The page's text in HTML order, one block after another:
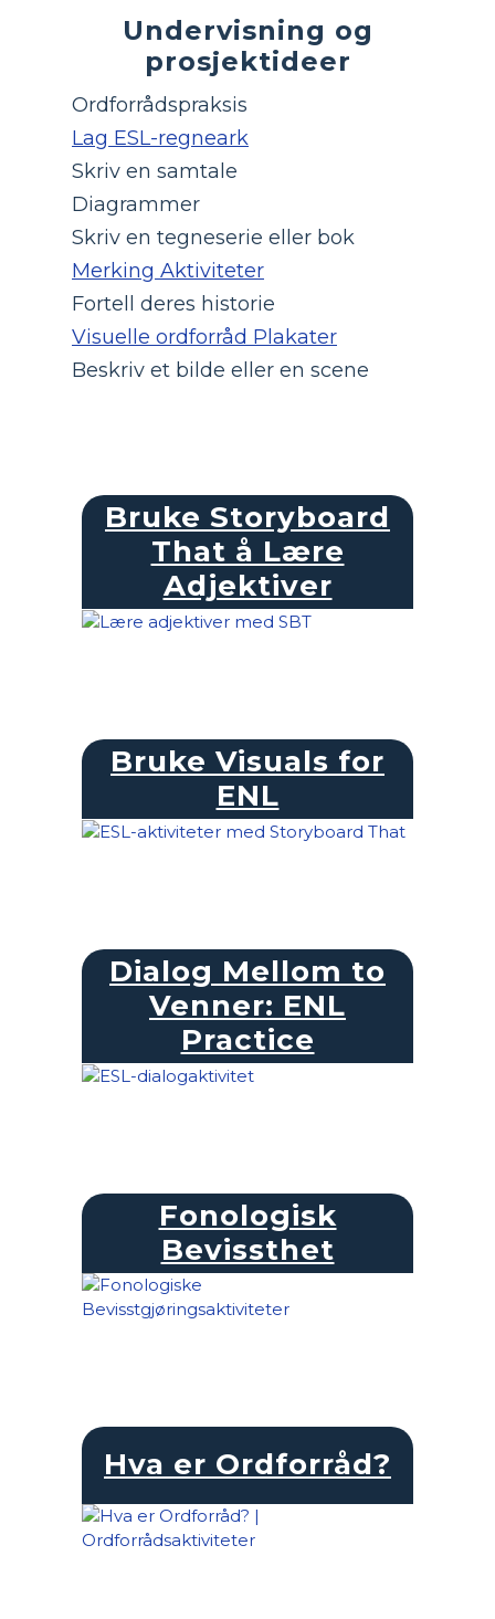
Undervisning og
prosjektideer
Ordforrådspraksis
Lag ESL-regneark
Skriv en samtale
Diagrammer
Skriv en tegneserie eller bok
Merking Aktiviteter
Fortell deres historie
Visuelle ordforråd Plakater
Beskriv et bilde eller en scene
Bruke Storyboard
That å Lære
Adjektiver
Bruke Visuals for
ENL
Dialog Mellom to
Venner: ENL
Practice
Fonologisk
Bevissthet
Hva er Ordforråd?